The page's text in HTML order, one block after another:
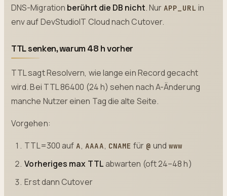
DNS-Migration berührt die DB nicht. Nur APP_URL in
env auf DevStudioIT Cloud nach Cutover.
TTL senken, warum 48 h vorher
TTL sagt Resolvern, wie lange ein Record gecacht
wird. Bei TTL 86400 (24 h) sehen nach A-Änderung
manche Nutzer einen Tag die alte Seite.
Vorgehen:
TTL=300 auf A, AAAA, CNAME für @ und www
Vorheriges max TTLabwarten (oft 24–48 h)
Erst dann Cutover